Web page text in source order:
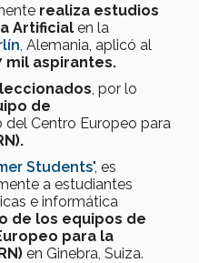
realiza estudios
Artificial en la
, Alemania, aplicó al
mil aspirantes.
, por lo
de
del Centro Europeo para
Students", es
a estudiantes
e informática
de los equipos de
para la
en Ginebra, Suiza.